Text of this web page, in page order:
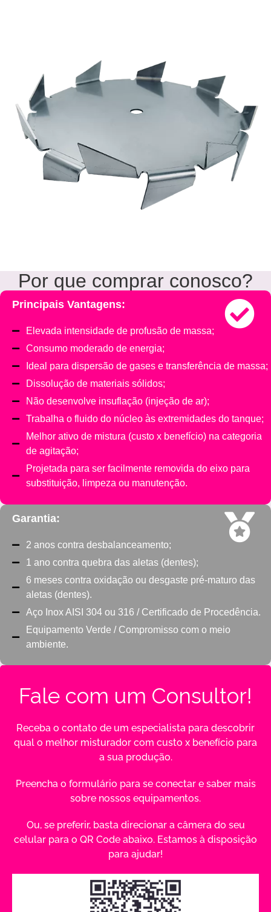
Por que comprar conosco?
Principais Vantagens:
Elevada intensidade de profusão de massa;
Consumo moderado de energia;
Ideal para dispersão de gases e transferência de massa;
Dissolução de materiais sólidos;
Não desenvolve insuflação (injeção de ar);
Trabalha o fluido do núcleo às extremidades do tanque;
Melhor ativo de mistura (custo x benefício) na categoria
de agitação;
Projetada para ser facilmente removida do eixo para
substituição, limpeza ou manutenção.
Garantia:
2 anos contra desbalanceamento;
1 ano contra quebra das aletas (dentes);
6 meses contra oxidação ou desgaste pré-maturo das
aletas (dentes).
Aço Inox AISI 304 ou 316 / Certificado de Procedência.​
Equipamento Verde / Compromisso com o meio
ambiente.
Fale com um Consultor!
Receba o contato de um especialista para descobrir
qual o melhor misturador com custo x benefício para
a sua produção.
Preencha o formulário para se conectar e saber mais
sobre nossos equipamentos.
Ou, se preferir, basta direcionar a câmera do seu
celular para o QR Code abaixo. Estamos à disposição
para ajudar!